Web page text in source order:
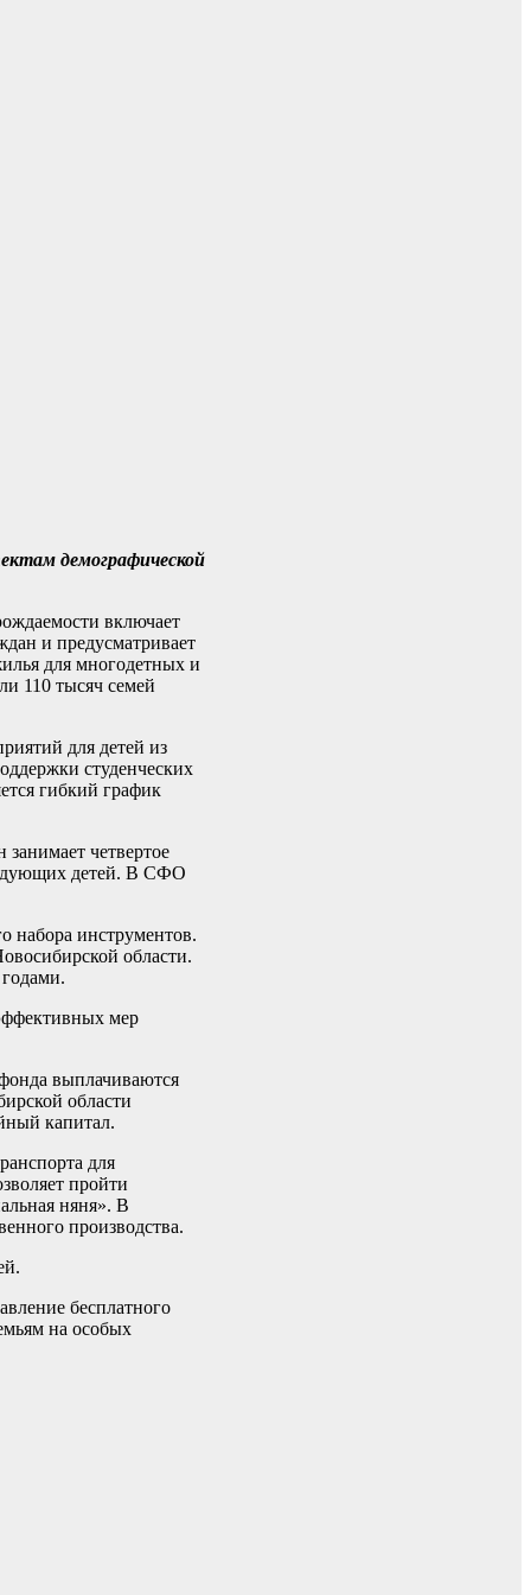
демографической
включает
и предусматривает
для многодетных и
110 тысяч семей
для детей из
студенческих
гибкий график
четвертое
детей. В СФО
набора инструментов.
области.
мер
выплачиваются
области
капитал.
для
пройти
няня». В
производства.
бесплатного
на особых